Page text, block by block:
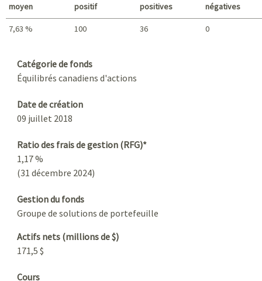
moyen
positif
positives
négatives
7,63 % 100 36 0
Catégorie de fonds
Équilibrés canadiens d'actions
Date de création
09 juillet 2018
Ratio des frais de gestion (RFG)*
1,17 %
(31 décembre 2024)
Gestion du fonds
Groupe de solutions de portefeuille
Actifs nets (millions de $)
171,5 $
Cours